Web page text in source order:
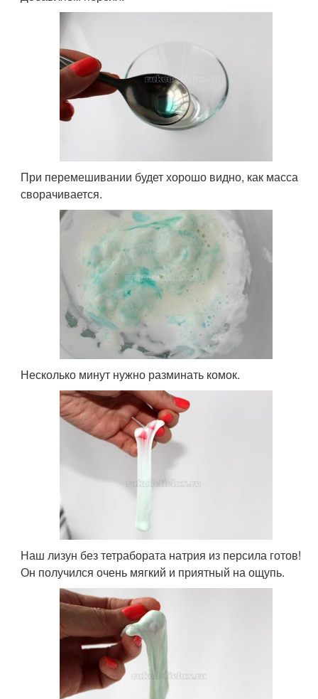
При перемешивании будет хорошо видно, как масса
сворачивается.
Несколько минут нужно разминать комок.
Наш лизун без тетрабората натрия из персила готов!
Он получился очень мягкий и приятный на ощупь.